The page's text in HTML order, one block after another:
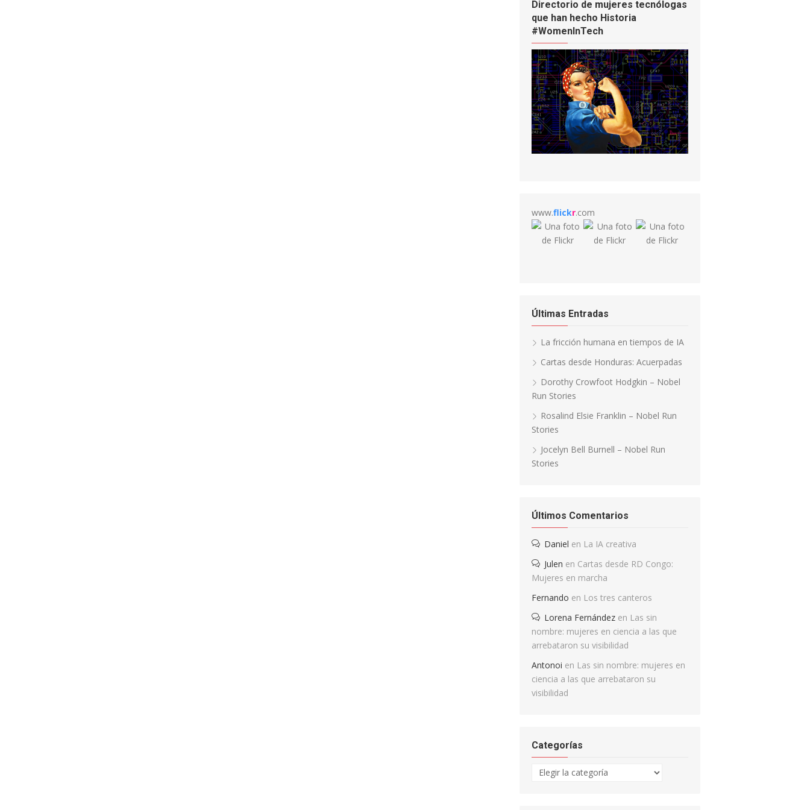
Directorio de mujeres tecnólogas
que han hecho Historia
#WomenInTech
www.flickr.com
Últimas Entradas
La fricción humana en tiempos de IA
Cartas desde Honduras: Acuerpadas
Dorothy Crowfoot Hodgkin – Nobel
Run Stories
Rosalind Elsie Franklin – Nobel Run
Stories
Jocelyn Bell Burnell – Nobel Run
Stories
Últimos Comentarios
Daniel en La IA creativa
Julen en Cartas desde RD Congo:
Mujeres en marcha
Fernando en Los tres canteros
Lorena Fernández en Las sin
nombre: mujeres en ciencia a las que
arrebataron su visibilidad
Antonoi en Las sin nombre: mujeres en
ciencia a las que arrebataron su
visibilidad
Categorías
Categorías